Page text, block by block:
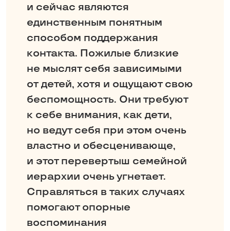
и сейчас являются
единственным понятным
способом поддержания
контакта. Пожилые близкие
не мыслят себя зависимыми
от детей, хотя и ощущают свою
беспомощность. Они требуют
к себе внимания, как дети,
но ведут себя при этом очень
властно и обесценивающе,
и этот перевертыш семейной
иерархии очень угнетает.
Справляться в таких случаях
помогают опорные
воспоминания